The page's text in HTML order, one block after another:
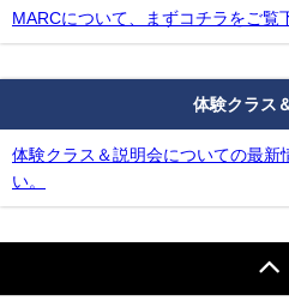
MARCについて、まずコチラをご覧
体験クラス
体験クラス＆説明会についての最新
い。